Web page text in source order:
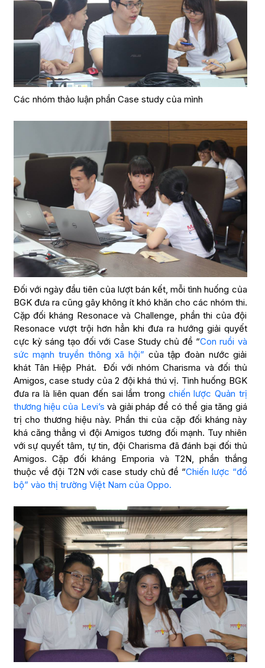
Các nhóm thảo luận phần Case study của mình
Đối với ngày đầu tiên của lượt bán kết, mỗi tình huống của
BGK đưa ra cũng gây không ít khó khăn cho các nhóm thi.
Cặp đối kháng Resonace và Challenge, phần thi của đội
Resonace vượt trội hơn hẳn khi đưa ra hướng giải quyết
cực kỳ sáng tạo đối với Case Study chủ đề “Con ruồi và
sức mạnh truyền thông xã hội” của tập đoàn nước giải
khát Tân Hiệp Phát. Đối với nhóm Charisma và đối thủ
Amigos, case study của 2 đội khá thú vị. Tình huống BGK
đưa ra là liên quan đến sai lầm trong chiến lược Quản trị
thương hiệu của Levi’svà giải pháp để có thể gia tăng giá
trị cho thương hiệu này. Phần thi của cặp đối kháng này
khá căng thẳng vì đội Amigos tương đối mạnh. Tuy nhiên
với sự quyết tâm, tự tin, đội Charisma đã đánh bại đối thủ
Amigos. Cặp đối kháng Emporia và T2N, phần thắng
thuộc về đội T2N với case study chủ đề “Chiến lược “đổ
bộ” vào thị trường Việt Nam của Oppo.